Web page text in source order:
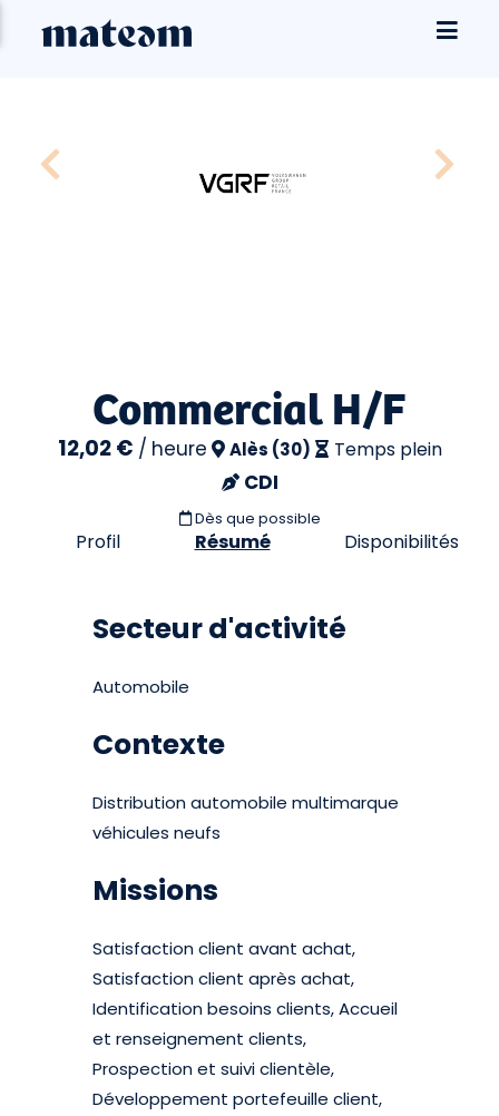
Commercial H/F
12,02 € / heure Alès (30) Temps plein
CDI
Dès que possible
Profil Résumé Disponibilités
Secteur d'activité
Automobile
Contexte
Distribution automobile multimarque
véhicules neufs
Missions
Satisfaction client avant achat,
Satisfaction client après achat,
Identification besoins clients, Accueil
et renseignement clients,
Prospection et suivi clientèle,
Développement portefeuille client,